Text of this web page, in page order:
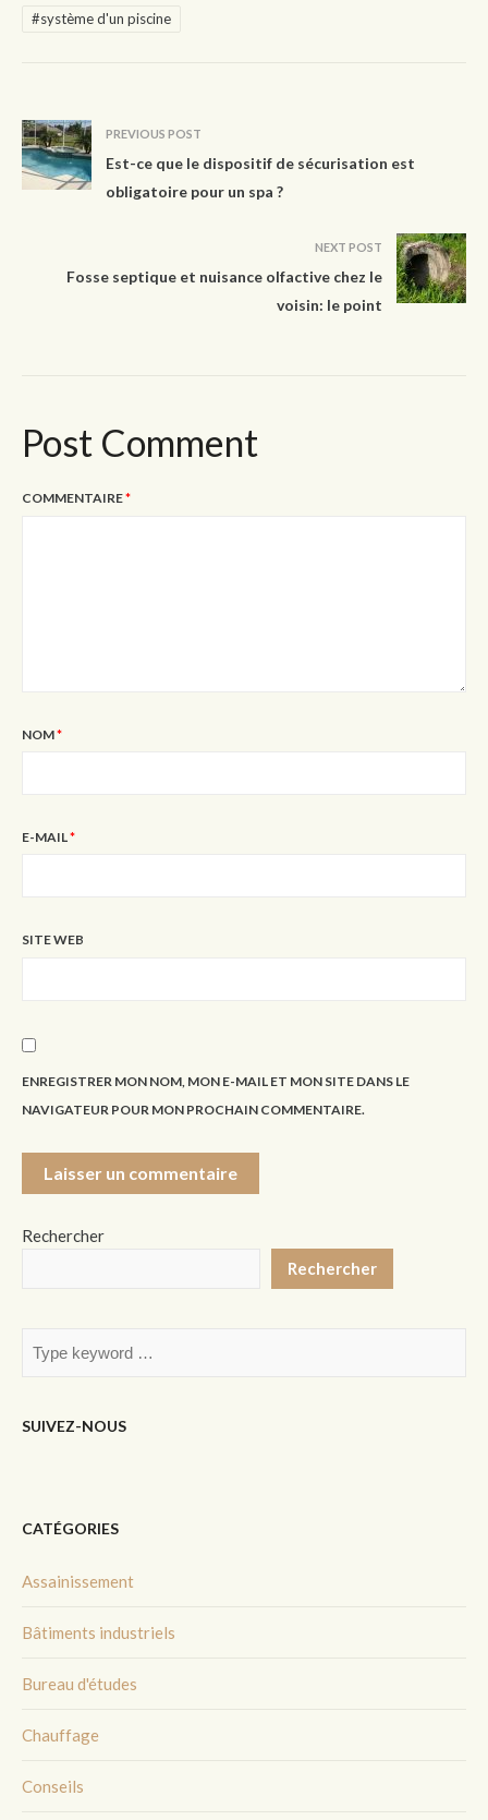
#système d'un piscine
PREVIOUS POST
Est-ce que le dispositif de sécurisation est
obligatoire pour un spa ?
NEXT POST
Fosse septique et nuisance olfactive chez le
voisin: le point
Post Comment
COMMENTAIRE*
NOM*
E-MAIL*
SITE WEB
ENREGISTRER MON NOM, MON E-MAIL ET MON SITE DANS LE
NAVIGATEUR POUR MON PROCHAIN COMMENTAIRE.
Rechercher
Rechercher
SUIVEZ-NOUS
CATÉGORIES
Assainissement
Bâtiments industriels
Bureau d'études
Chauffage
Conseils